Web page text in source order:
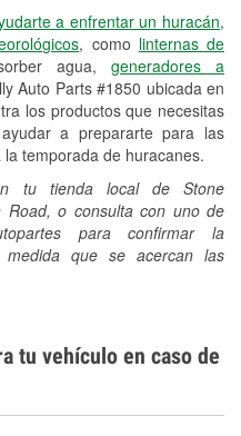
a enfrentar un huracán,
, como linternas de
agua, generadores a
Auto Parts #1850 ubicada en
los productos que necesitas
a prepararte para las
temporada de huracanes.
tu tienda local de Stone
Road, o consulta con uno de
para confirmar la
medida que se acercan las
tu vehículo en caso de